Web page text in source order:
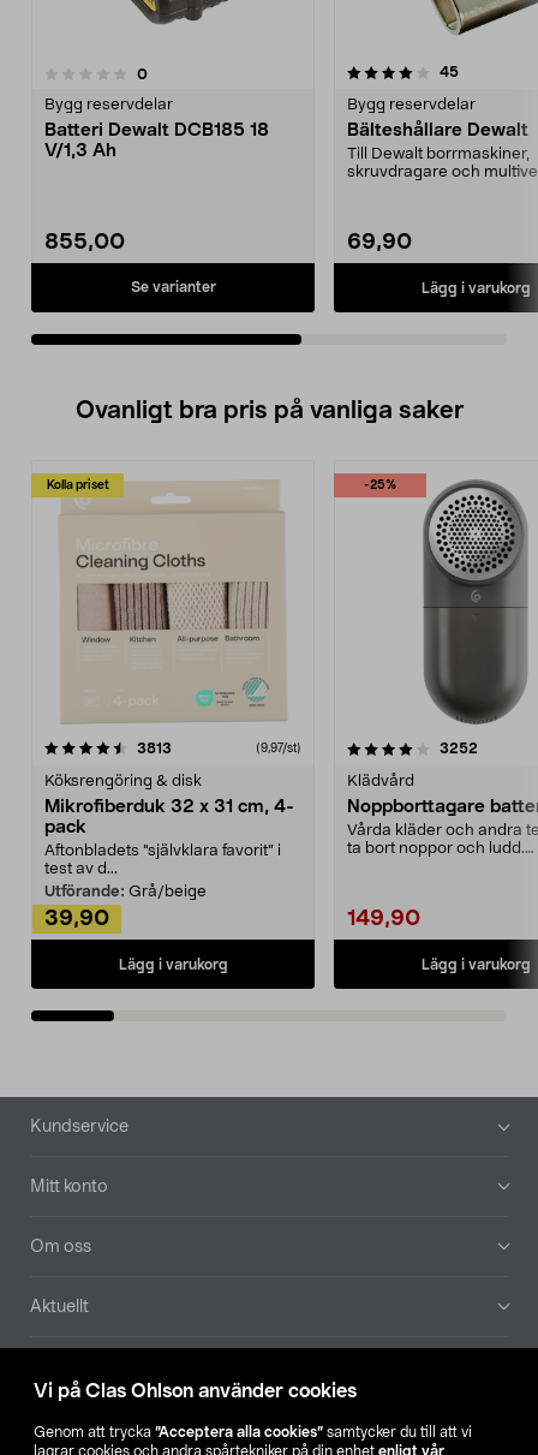
Vi på Clas Ohlson använder cookies
Genom att trycka ”Acceptera alla cookies” samtycker du till att vi
lagrar cookies och andra spårtekniker på din enhet enligt vår
0recensioner
Bygg reservdelar
Batteri Dewalt DCB185 18
V/1,3 Ah
855,00
Se varianter
4.0av 5 stjärnor 45recensioner
Bygg reservdelar
Bälteshållare Dewalt
Till Dewalt borrmaskiner,
skruvdragare och
69,90
Lägg i varukorg
0.0 av 5 stjärnor
Ovanligt bra pris på vanliga saker
Kolla priset
3813 (9,97/st)
Köksrengöring & disk
Mikrofiberduk 32 x 31 cm, 4-
pack
Aftonbladets "självklara favorit” i
test av d...
Utförande: Grå/beige
39,90
Lägg i varukorg
-25%
4.0av 5 stjärnor 3252
Klädvård
Noppborttagare
Vårda kläder och andra
ta bort noppor och ludd.
149,90
Lägg i varukorg
4.5av 5 stjärnor
Sidfot
Kundservice
Mitt konto
Om oss
Aktuellt
Hitta butik